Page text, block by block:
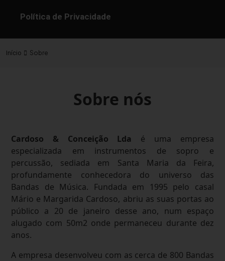
Política de Privacidade
Início Sobre
Sobre nós
Cardoso & Conceição Lda
é uma empresa
especializada em instrumentos de sopro e
percussão, sediada em Santa Maria da Feira,
profundamente conhecedora do universo das
Bandas de Música. Fundada em 1995 pelo casal
Mário e Margarida Cardoso, abriu as suas portas ao
público a 20 de janeiro desse ano, num espaço
alugado com 50m2 onde permaneceu durante dez
anos.
A empresa desenvolveu com as cerca de 800 Bandas